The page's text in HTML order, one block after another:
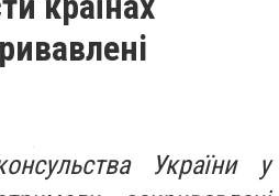
України у